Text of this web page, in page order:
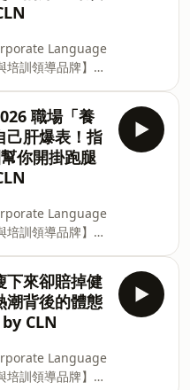
用簡單的英文，
不是難事，我們在
足你的需求：
@hot.englishtopics
始愛上玩具，不
伴的需求，大家
前也做
迎點擊下方連結
Language
訓領導品牌】製
題。讓你輕鬆聽
的英文實力！ 👇
起跟讀練習：
訂閱
單的英文，了解世
，我們在
足你的需求：
@hot.englishtopics
Lisa Zhang、
、Joy Yuan、
一對一：htt
職場「養
己肝爆表！指
你開掛跑腿
Language
訓領導品牌】製
題。讓你輕鬆聽
的英文實力！ 👇
起跟讀練習：
閱
的英文，了解世
，我們在
下來卻賠掉健
潮背後的體態
CLN
Language
訓領導品牌】製